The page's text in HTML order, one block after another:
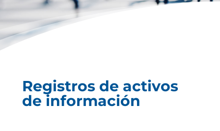
Registros de activos
de información